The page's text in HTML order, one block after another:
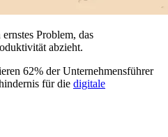
Problem, das
abzieht.
62% der Unternehmensführer
für die digitale